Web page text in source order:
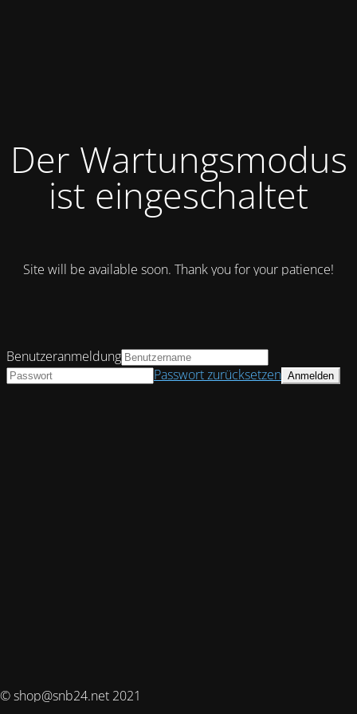
Der Wartungsmodus
ist eingeschaltet
Site will be available soon. Thank you for your patience!
© shop@snb24.net 2021
Benutzeranmeldung
Passwort zurücksetzen